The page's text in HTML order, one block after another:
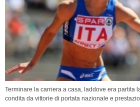
Terminare la carriera a casa, laddove era partita
condita da vittorie di portata nazionale e